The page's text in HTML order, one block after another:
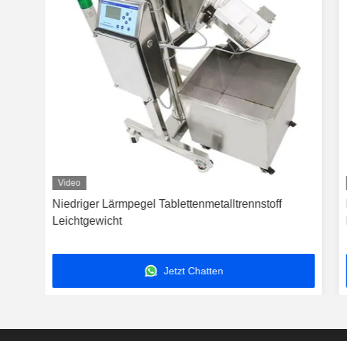
Video
Niedriger Lärmpegel Tablettenmetalltrennstoff
Leichtgewicht
Jetzt Chatten